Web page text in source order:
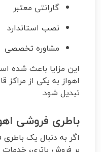
گارانتی معتبر
نصب استاندارد
مشاوره تخصصی
این مزایا باعث شده
اهواز به یکی از مراکز
تبدیل شود.
باطری فروشی
اگر به دنبال یک